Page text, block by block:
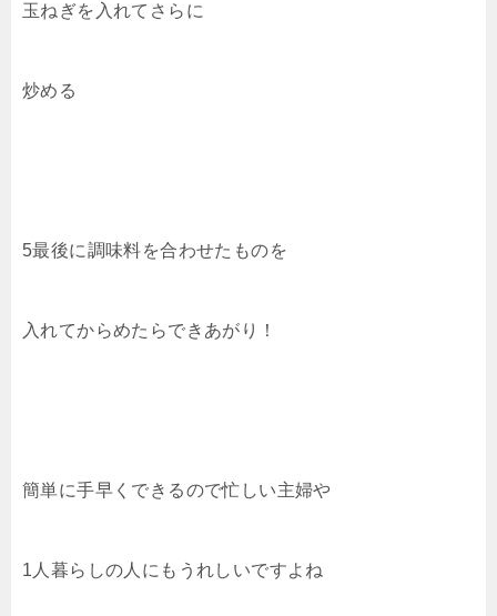
玉ねぎを入れてさらに
炒める
5最後に調味料を合わせたものを
入れてからめたらできあがり！
簡単に手早くできるので忙しい主婦や
1人暮らしの人にもうれしいですよね